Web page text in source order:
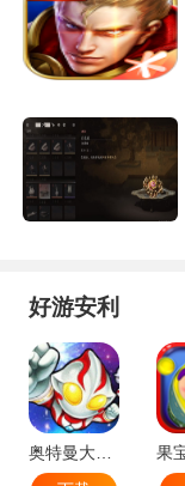
好游安利
奥特曼大战小怪兽